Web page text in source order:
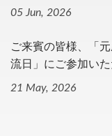
05 Jun, 2026
ご来賓の皆様、「
流日」にご参加い
21 May, 2026